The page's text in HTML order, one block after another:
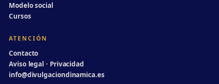
Modelo social
Cursos
ATENCIÓN
Contacto
Aviso legal · Privacidad
info@divulgaciondinamica.es